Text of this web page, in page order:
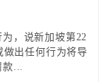
，说新加坡第22
做出任何行为将导
款...